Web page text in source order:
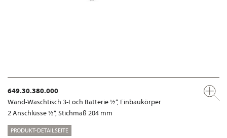
649.30.380.000
Wand-Waschtisch 3-Loch Batterie ½“, Einbaukörper
2 Anschlüsse ½“, Stichmaß 204 mm
PRODUKT-DETAILSEITE